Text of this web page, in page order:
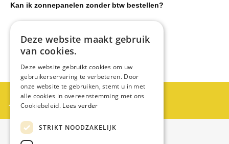
Kan ik zonnepanelen zonder btw bestellen?
Partner worden?
Neem contact op met Swiss Zontechniek
Contact
Deze website maakt gebruik
van cookies.
Deze website gebruikt cookies om uw
gebruikerservaring te verbeteren. Door
onze website te gebruiken, stemt u in met
alle cookies in overeenstemming met ons
Cookiebeleid. Lees verder
STRIKT NOODZAKELIJK